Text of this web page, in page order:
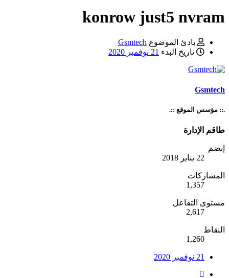
konrow just5 nvram
بادئ الموضوع Gsmtech
تاريخ البدء 21 نوفمبر 2020
Gsmtech
.:: مؤسس الموقع ::.
طاقم الإدارة
إنضم
22 يناير 2018
المشاركات
1,357
مستوى التفاعل
2,617
النقاط
1,260
21 نوفمبر 2020